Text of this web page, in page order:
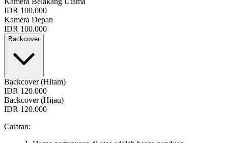
IDR 100.000
Kamera Depan
IDR 100.000
Backcover
Backcover (Hitam)
IDR 120.000
Backcover (Hijau)
IDR 120.000
Catatan: